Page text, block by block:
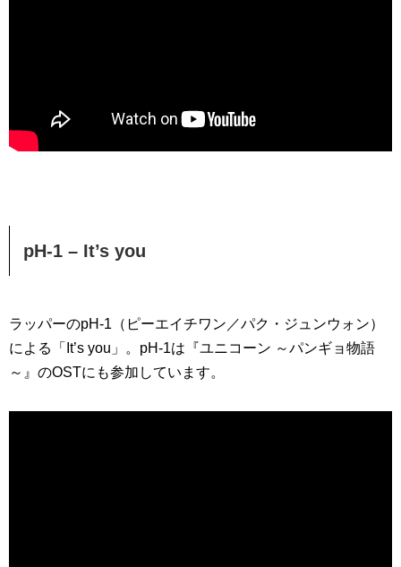
pH-1 – It’s you
ラッパーのpH-1（ピーエイチワン／パク・ジュンウォン）
による「It’s you」。pH-1は『ユニコーン ～パンギョ物語
～』のOSTにも参加しています。